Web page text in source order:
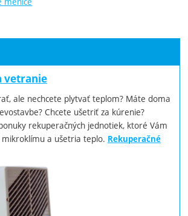
vetranie
ale nechcete plytvať teplom? Máte doma
Chcete ušetriť za kúrenie?
rekuperačných jednotiek, ktoré Vám
mikroklímu a ušetria teplo. Rekuperačné